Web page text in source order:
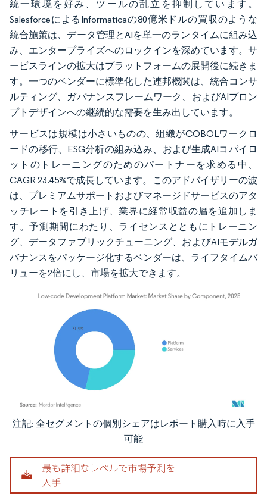
統一環境を好み、ツールの乱立を抑制しています。
SalesforceによるInformaticaの80億米ドルの買収のような
統合施策は、データ管理とAIを単一のランタイムに組み込
み、エンタープライズへのロックインを深めています。サ
ービスラインの拡大はプラットフォームの展開後に続きま
す。一つのベンダーに標準化した連邦機関は、統合コンサ
ルティング、ガバナンスフレームワーク、およびAIプロン
プトデザインへの継続的な需要を生み出しています。
サービスは規模は小さいものの、組織がCOBOLワークロ
ードの移行、ESG分析の組み込み、および生成AIコパイロ
ットのトレーニングのためのパートナーを求める中、
CAGR 23.45%で成長しています。このアドバイザリーの波
は、プレミアムサポートおよびマネージドサービスのアタ
ッチレートを引き上げ、業界に経常収益の層を追加しま
す。予測期間にわたり、ライセンスとともにトレーニン
グ、データファブリックチューニング、およびAIモデルガ
バナンスをパッケージ化するベンダーは、ライフタイムバ
リューを2倍にし、市場を拡大できます。
画像 © Mordor Intelligence。再利用にはCC BY 4.0の表示が必要です。
注記: 全セグメントの個別シェアはレポート購入時に入手
可能